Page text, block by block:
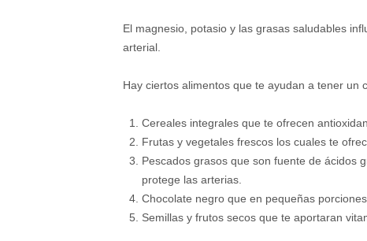
El magnesio, potasio y las grasas saludables
arterial.
Hay ciertos alimentos que te ayudan a tener un
Cereales integrales que te ofrecen
Frutas y vegetales frescos los cuales te
Pescados grasos que son fuente de ácidos
protege las arterias.
Chocolate negro que en pequeñas
Semillas y frutos secos que te aportaran